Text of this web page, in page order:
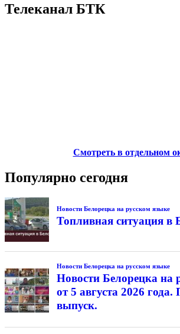
Телеканал БТК
Смотреть в отдельном
Популярно сегодня
Новости Белорецка на русском языке
Топливная ситуация в
Новости Белорецка на русском языке
Новости Белорецка на
от 5 августа 2026
выпуск.